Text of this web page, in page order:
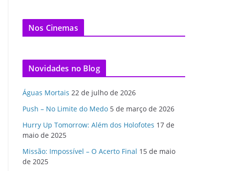
Nos Cinemas
Novidades no Blog
Águas Mortais 22 de julho de 2026
Push – No Limite do Medo 5 de março de 2026
Hurry Up Tomorrow: Além dos Holofotes 17 de
maio de 2025
Missão: Impossível – O Acerto Final 15 de maio
de 2025